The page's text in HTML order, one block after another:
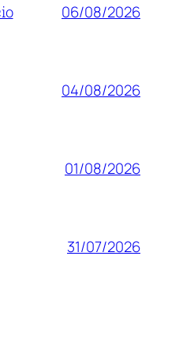
06/08/2026
04/08/2026
01/08/2026
31/07/2026